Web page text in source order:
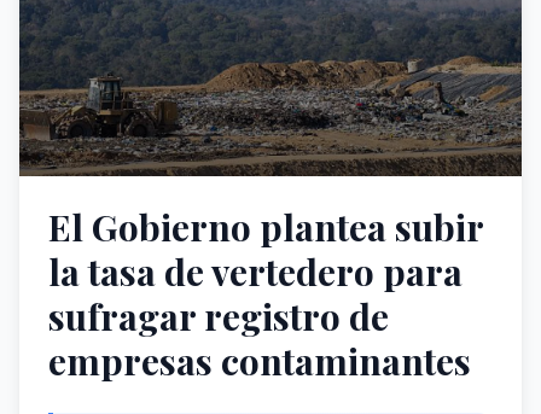
El Gobierno plantea subir
la tasa de vertedero para
sufragar registro de
empresas contaminantes